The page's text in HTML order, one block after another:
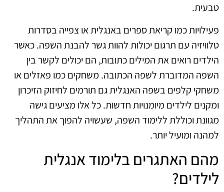
טבעית.
פעילויות כמו קריאת ספרים באנגלית או צפייה בסדרות
טלוויזיה עם תרגום יכולות להוות גשר להבנת השפה. כאשר
הילדים רואים את המילים כתובות, הם יכולים לקשר בין
השפה המדוברת לשפה הכתובה. משחקים כמו פאזלים או
משחקי קלפים בשפה האנגלית גם תורמים לחיזוק הזיכרון
ומקנים לילדים מיומנויות חדשות. כל אלו מציעים גישה
מגוונת וכוללת ללימוד השפה, שעשויה להפוך את התהליך
למהנה ומועיל יותר.
מהם האתגרים בלימוד אנגלית
לילדים?